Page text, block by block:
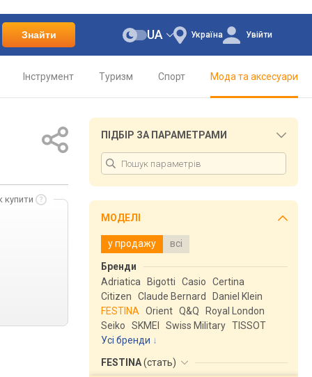
Знайти Україна
UA Увійти
Інструмент Туризм Спорт Мода та аксесуари
купити
ПІДБІР ЗА ПАРАМЕТРАМИ
МОДЕЛІ
у продажу всі
Бренди
Adriatica
Bigotti Casio
Certina
Citizen
Claude Bernard
Daniel Klein
FESTINA
Orient Q&Q
Royal London
Seiko
SKMEI Swiss Military TISSOT
Усі бренди
FESTINA(стать)